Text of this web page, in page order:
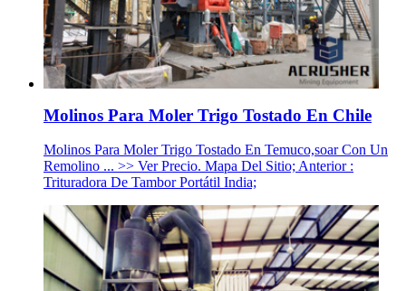
Molinos Para Moler Trigo Tostado En Chile
Molinos Para Moler Trigo Tostado En Temuco,soar Con Un
Remolino ... >> Ver Precio. Mapa Del Sitio; Anterior :
Trituradora De Tambor Portátil India;